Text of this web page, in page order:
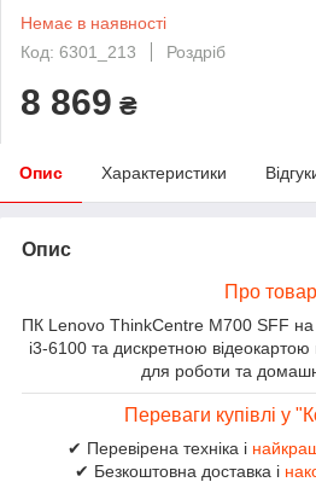
Немає в наявності
Код: 6301_213
Роздріб
8 869 ₴
Опис Характеристики
Опис
Про товар
ПК Lenovo ThinkCentre M700 SFF на
i3-6100 та дискретною
для роботи та
Переваги купівлі у
✔ Перевірена техніка і
✔ Безкоштовна доставка і